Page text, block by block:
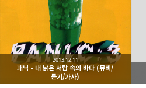
패닉 - 내 낡은 서랍 속의 바다 (뮤비/
듣기/가사)
2013.12.11